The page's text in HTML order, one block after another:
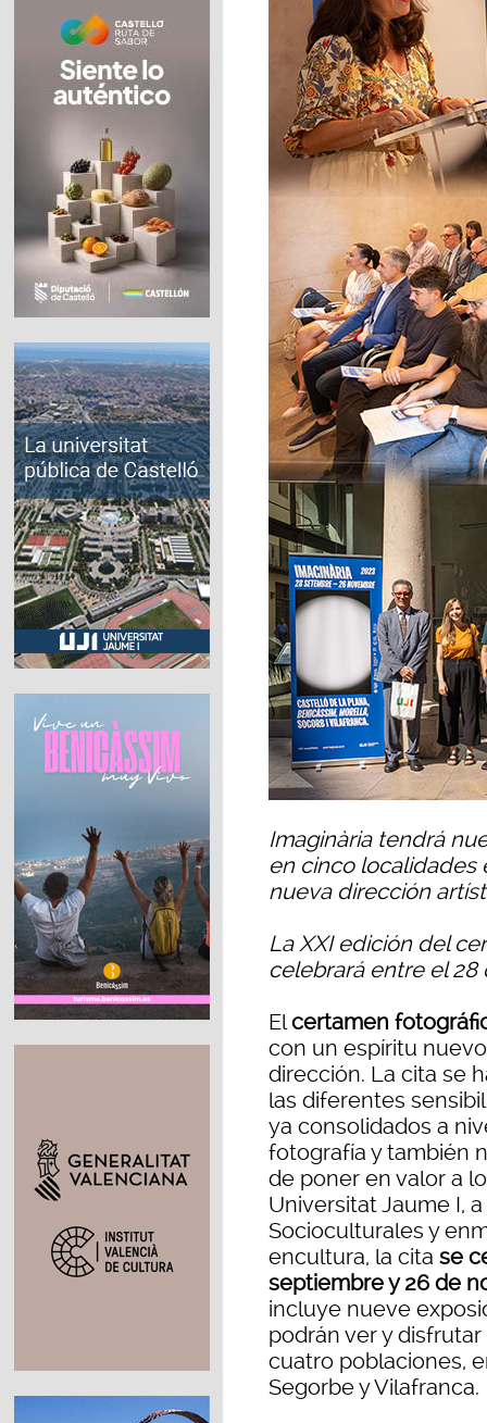
Imaginària tendrá
en cinco localidades
nueva dirección
La XXI edición del
celebrará entre el
Elcertamen
con un espíritu
dirección. La cita se
las diferentes
ya consolidados a
fotografía y también
de poner en valor a
Universitat Jaume I,
Socioculturales y
encultura, la cita se
septiembre y 26 de
incluye nueve
podrán ver y
cuatro poblaciones,
Segorbe y Vilafranca.